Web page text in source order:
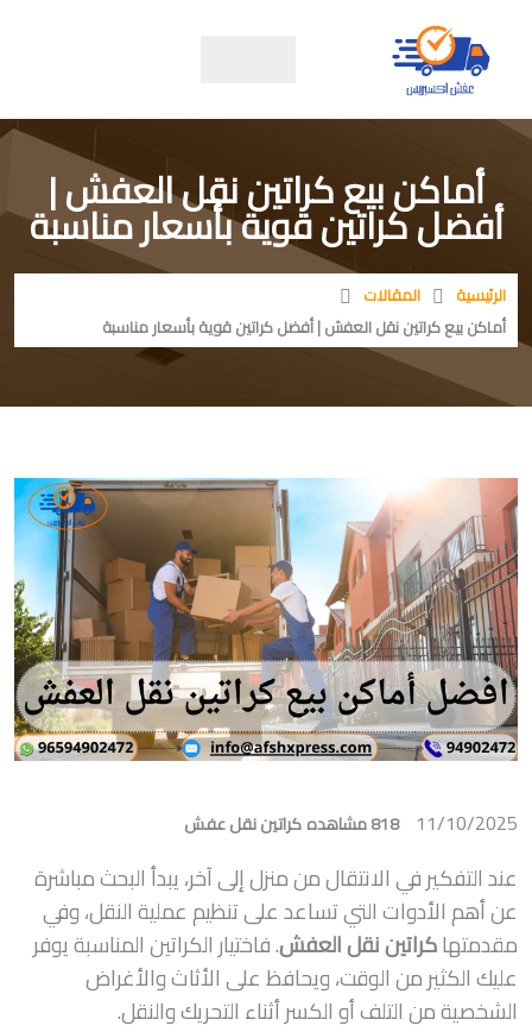
أماكن بيع كراتين نقل العفش |
أفضل كراتين قوية بأسعار مناسبة
الرئيسية
المقالات
أماكن بيع كراتين نقل العفش | أفضل كراتين قوية بأسعار مناسبة
11/10/2025 818 مشاهده كراتين نقل عفش
عند التفكير في الانتقال من منزل إلى آخر، يبدأ البحث مباشرة
عن أهم الأدوات التي تساعد على تنظيم عملية النقل، وفي
مقدمتهاكراتين نقل العفش. فاختيار الكراتين المناسبة يوفر
عليك الكثير من الوقت، ويحافظ على الأثاث والأغراض
الشخصية من التلف أو الكسر أثناء التحريك والنقل.